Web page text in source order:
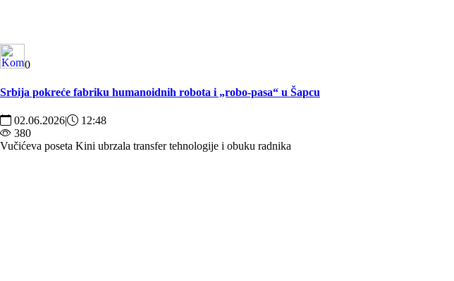
0
Srbija pokreće fabriku humanoidnih robota i „robo-pasa“ u Šapcu
02.06.2026|
12:48
380
Vučićeva poseta Kini ubrzala transfer tehnologije i obuku radnika